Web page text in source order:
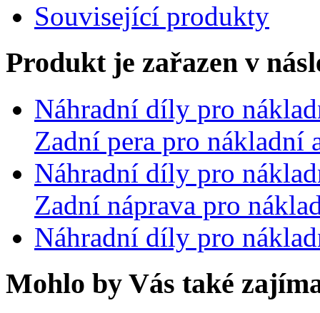
Související produkty
Produkt je zařazen v
Náhradní díly pro
Zadní pera pro nákladní
Náhradní díly pro
Zadní náprava pro
Náhradní díly pro
Mohlo by Vás také